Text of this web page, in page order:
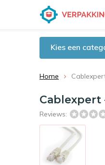
Kies een
Home
Cablexpert
Reviews: